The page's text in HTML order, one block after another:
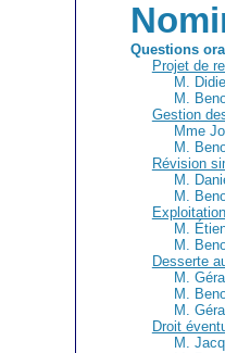
Questions
Projet de
M.
M.
Gestion
Mme
M.
Révision
M.
M.
M.
M.
Desserte
M.
M.
M.
Droit
M.